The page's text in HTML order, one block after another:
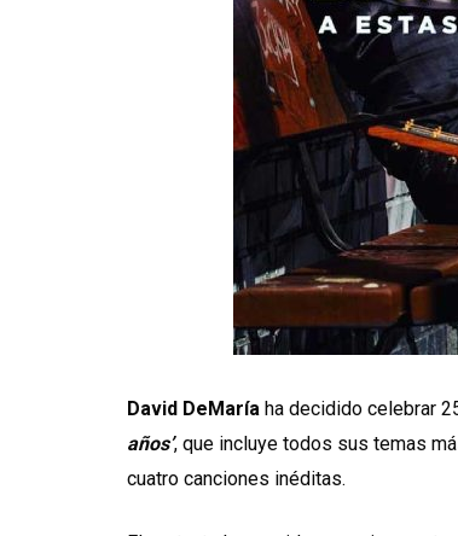
David DeMaría ha decidido celebrar
años’, que incluye todos sus temas
cuatro canciones inéditas.